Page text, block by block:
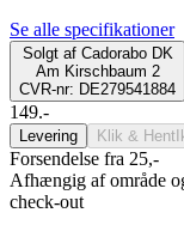
Se alle specifikationer
Solgt af Cadorabo DK
Am Kirschbaum 2
CVR-nr: DE279541884
149.-
Levering Klik & Hent
Forsendelse fra 25,-
Afhængig af område
check-out